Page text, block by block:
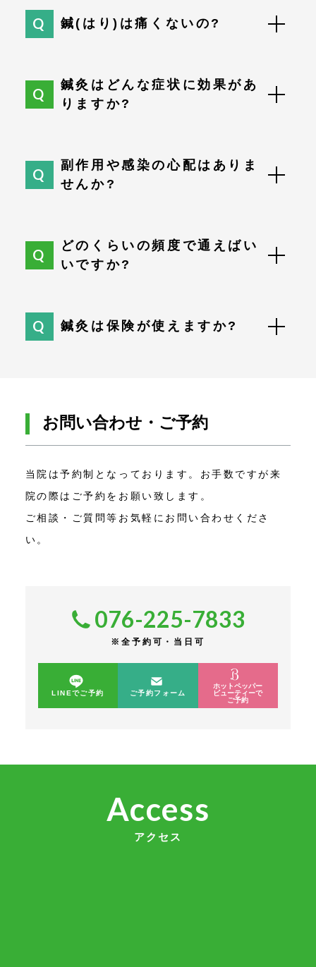
鍼(はり)は痛くないの?
鍼灸はどんな症状に効果があ
りますか?
副作用や感染の心配はありま
せんか?
どのくらいの頻度で通えばい
いですか?
鍼灸は保険が使えますか?
お問い合わせ・ご予約
当院は予約制となっております。お手数ですが来
院の際はご予約をお願い致します。
ご相談・ご質問等お気軽にお問い合わせくださ
い。
076-225-7833
※全予約可・当日可
LINEでご予約 ご予約フォーム
ホットペッパー
ビューティーで
ご予約
Access
アクセス